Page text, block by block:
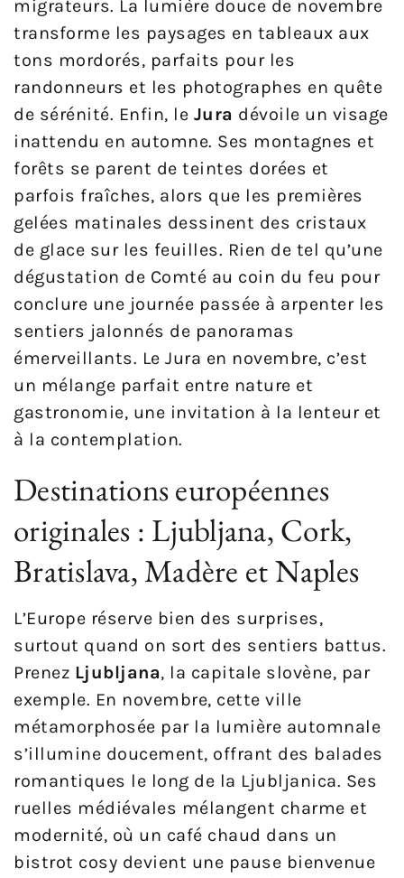
migrateurs. La lumière douce de novembre
transforme les paysages en tableaux aux
tons mordorés, parfaits pour les
randonneurs et les photographes en quête
de sérénité. Enfin, le Jura dévoile un visage
inattendu en automne. Ses montagnes et
forêts se parent de teintes dorées et
parfois fraîches, alors que les premières
gelées matinales dessinent des cristaux
de glace sur les feuilles. Rien de tel qu’une
dégustation de Comté au coin du feu pour
conclure une journée passée à arpenter les
sentiers jalonnés de panoramas
émerveillants. Le Jura en novembre, c’est
un mélange parfait entre nature et
gastronomie, une invitation à la lenteur et
à la contemplation.
Destinations européennes
originales : Ljubljana, Cork,
Bratislava, Madère et Naples
L’Europe réserve bien des surprises,
surtout quand on sort des sentiers battus.
Prenez Ljubljana, la capitale slovène, par
exemple. En novembre, cette ville
métamorphosée par la lumière automnale
s’illumine doucement, offrant des balades
romantiques le long de la Ljubljanica. Ses
ruelles médiévales mélangent charme et
modernité, où un café chaud dans un
bistrot cosy devient une pause bienvenue